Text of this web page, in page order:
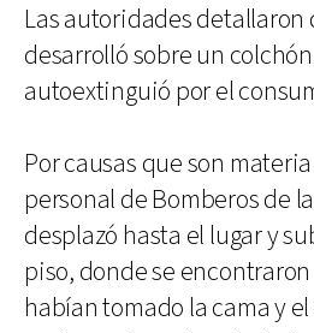
Las autoridades detallaron
desarrolló sobre un
autoextinguió por el
Por causas que son
personal de Bomberos de
desplazó hasta el lugar y
piso, donde se
habían tomado la cama y